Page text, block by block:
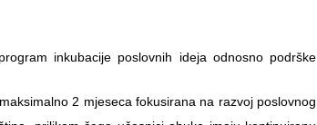
inkubacije poslovnih ideja odnosno podrške
2 mjeseca fokusirana na razvoj poslovnog